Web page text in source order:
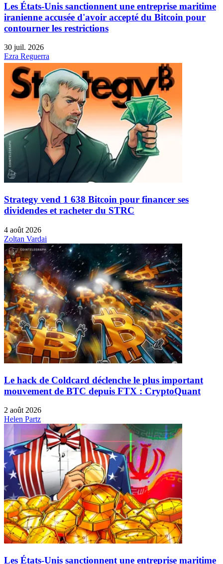
Les États-Unis sanctionnent une entreprise maritime
iranienne accusée d'avoir accepté du Bitcoin pour
contourner les restrictions
30 juil. 2026
Ezra Reguerra
Strategy vend 1 638 Bitcoin pour financer ses
dividendes et racheter du STRC
4 août 2026
Zoltan Vardai
Le hack de Coldcard déclenche le plus important
mouvement de BTC depuis FTX : CryptoQuant
2 août 2026
Helen Partz
Les États-Unis sanctionnent une entreprise maritime